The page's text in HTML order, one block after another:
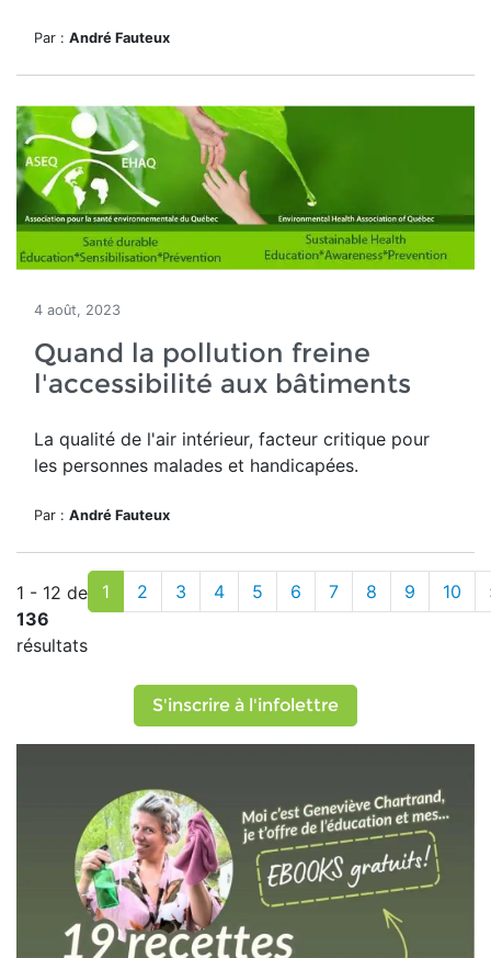
Par : André Fauteux
4 août, 2023
Quand la pollution freine
l'accessibilité aux bâtiments
La qualité de l'air intérieur, facteur critique pour
les personnes malades et handicapées.
Par : André Fauteux
1 - 12 de
136
résultats
1 2 3 4 5 6 7 8 9 10
S'inscrire à l'infolettre